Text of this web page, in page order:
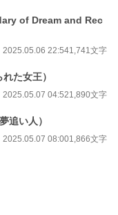
of Dream and Rec
2025.05.06 22:541,741文字
た女王）
2025.05.07 04:521,890文字
追い人）
2025.05.07 08:001,866文字